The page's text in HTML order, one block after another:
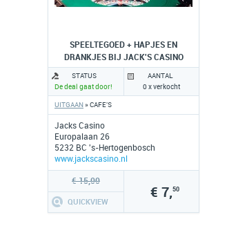
SPEELTEGOED + HAPJES EN
DRANKJES BIJ JACK'S CASINO
Jacks Casino
Europalaan 26
5232 BC 's-Hertogenbosch
www.jackscasino.nl
UITGAAN» CAFE'S
STATUS
De deal gaat door!
AANTAL
0 x verkocht
€ 15,00
QUICKVIEW
€ 7,50